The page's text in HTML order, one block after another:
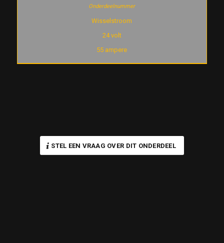
Wisselstroom
24 volt
55 ampere
STEL EEN VRAAG OVER DIT ONDERDEEL